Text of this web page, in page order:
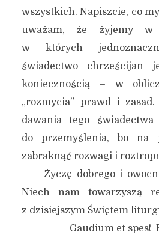
wszystkich. Napiszcie, co
uważam, że żyjemy w
w których
świadectwo chrześcijan
koniecznością – w
„rozmycia” prawd i zasad.
dawania tego
do przemyślenia, bo na
zabraknąć rozwagi i
Życzę dobrego i
Niech nam towarzyszą
z dzisiejszym Świętem
Gaudium et spes!